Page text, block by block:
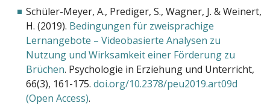
Schüler-Meyer, A., Prediger, S., Wagner, J. & Weinert,
H. (2019). Bedingungen für zweisprachige
Lernangebote – Videobasierte Analysen zu
Nutzung und Wirksamkeit einer Förderung zu
Brüchen. Psychologie in Erziehung und Unterricht,
66(3), 161-175.doi.org/10.2378/peu2019.art09d
(Open Access).